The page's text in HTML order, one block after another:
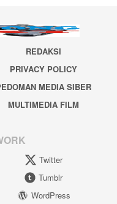
REDAKSI
PRIVACY POLICY
MEDIA SIBER
MULTIMEDIA FILM
Twitter
Tumblr
WordPress